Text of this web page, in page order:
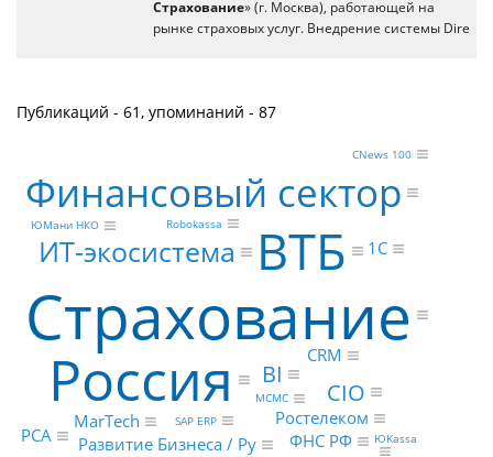
Страхование» (г. Москва), работающей на
рынке страховых услуг. Внедрение системы Dire
Публикаций - 61, упоминаний - 87
Страхование
Россия
ВТБ
Финансовый сектор
ИТ-экосистема
BI
CIO
CRM
Ростелеком
1С
РСА
MarTech
Развитие Бизнеса / Ру
ФНС РФ
Robokassa
МСМС
ЮМани НКО
ЮKassa
SAP ERP
CNews 100